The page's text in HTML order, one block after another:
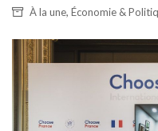
À la une, Économie &